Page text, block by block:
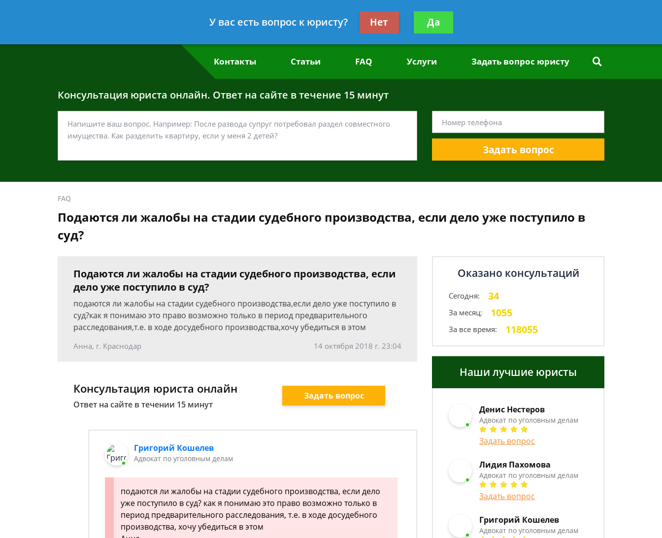
- Адвокат по уголовным делам
Получите консультацию
бесплатно
Контакты Статьи FAQ Услуги Задать вопрос юристу
Консультация юриста онлайн. Ответ на сайте в течение 15 минут
Задать вопрос
FAQ
Подаются ли жалобы на стадии судебного производства, если дело уже поступило в
суд?
Подаются ли жалобы на стадии судебного производства, если
дело уже поступило в суд?
подаются ли жалобы на стадии судебного производства,если дело уже поступило в
суд?как я понимаю это право возможно только в период предварительного
расследования,т.е. в ходе досудебного производства,хочу убедиться в этом
Анна, г. Краснодар 14 октября 2018 г. 23:04
Консультация юриста онлайн
Ответ на сайте в течении 15 минут
Задать вопрос
Григорий Кошелев
Адвокат по уголовным делам
подаются ли жалобы на стадии судебного производства, если дело
уже поступило в суд? как я понимаю это право возможно только в
период предварительного расследования, т.е. в ходе досудебного
производства, хочу убедиться в этом
Оказано консультаций
Сегодня: 34
За месяц: 1055
За все время: 118055
Наши лучшие юристы
Денис Нестеров
Адвокат по уголовным делам
Задать вопрос
Лидия Пахомова
Адвокат по уголовным делам
Задать вопрос
Григорий Кошелев
Адвокат по уголовным делам
У вас есть вопрос к юристу? Нет Да